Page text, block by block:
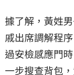
據了解，黃姓
戚出席調解程
過安檢感應門
一步搜查背包